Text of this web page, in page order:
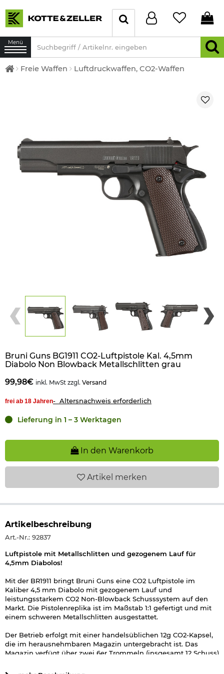
Menü
Freie Waffen Luftdruckwaffen, CO2-Waffen
Bruni Guns BG1911 CO2-Luftpistole Kal. 4,5mm
Diabolo Non Blowback Metallschlitten grau
99,98€ inkl. MwSt zzgl. Versand
frei ab 18 Jahren- Altersnachweis erforderlich
Lieferung in 1 – 3 Werktagen
In den Warenkorb
Artikel merken
Artikelbeschreibung
Art.-Nr.: 92837
Luftpistole mit Metallschlitten und gezogenem Lauf für
4,5mm Diabolos!
Mit der BR1911 bringt Bruni Guns eine CO2 Luftpistole im
Kaliber 4,5 mm Diabolo mit gezogenem Lauf und
leistungsstarkem CO2 Non-Blowback Schusssystem auf den
Markt. Die Pistolenreplika ist im Maßstab 1:1 gefertigt und mit
einem schweren Metallschlitten ausgestattet.
Der Betrieb erfolgt mit einer handelsüblichen 12g CO2-Kapsel,
die im herausnehmbaren Magazin untergebracht ist. Das
Magazin verfügt über zwei 6er Trommeln (insgesamt 12 Schuss)
Funktion zu gewährleisten. Weitere Merkmale der BR1911 sind